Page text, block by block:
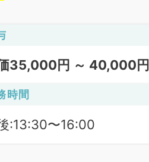
35,000円 ～ 40,000円
時間
:13:30〜16:00